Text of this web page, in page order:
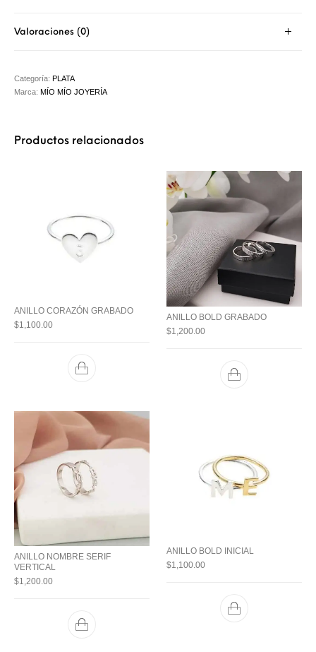
Valoraciones (0)
Categoría:PLATA
Marca:MÍO MÍO JOYERÍA
Productos relacionados
ANILLO CORAZÓN GRABADO
$1,100.00
ANILLO BOLD GRABADO
$1,200.00
ANILLO NOMBRE SERIF
VERTICAL
$1,200.00
ANILLO BOLD INICIAL
$1,100.00